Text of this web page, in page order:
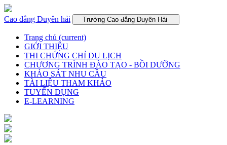
Cao đẳng Duyên hải Trường Cao đẳng Duyên Hải
Trang chủ (current)
GIỚI THIỆU
THI CHỨNG CHỈ DU LỊCH
CHƯƠNG TRÌNH ĐÀO TẠO - BỒI DƯỠNG
KHẢO SÁT NHU CẦU
TÀI LIỆU THAM KHẢO
TUYỂN DỤNG
E-LEARNING